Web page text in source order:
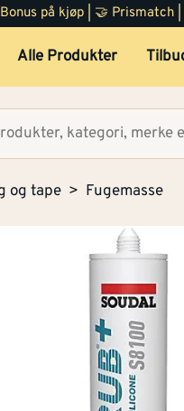
på kjøp | 🤝 Prismatch
Alle Produkter
og tape Fugemasse